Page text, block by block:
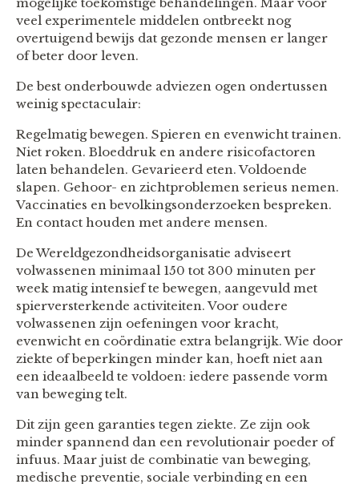
veel experimentele middelen ontbreekt nog
overtuigend bewijs dat gezonde mensen er langer
of beter door leven.
De best onderbouwde adviezen ogen ondertussen
weinig spectaculair:
Regelmatig bewegen. Spieren en evenwicht trainen.
Niet roken. Bloeddruk en andere risicofactoren
laten behandelen. Gevarieerd eten. Voldoende
slapen. Gehoor- en zichtproblemen serieus nemen.
Vaccinaties en bevolkingsonderzoeken bespreken.
En contact houden met andere mensen.
De Wereldgezondheidsorganisatie adviseert
volwassenen minimaal 150 tot 300 minuten per
week matig intensief te bewegen, aangevuld met
spierversterkende activiteiten. Voor oudere
volwassenen zijn oefeningen voor kracht,
evenwicht en coördinatie extra belangrijk. Wie door
ziekte of beperkingen minder kan, hoeft niet aan
een ideaalbeeld te voldoen: iedere passende vorm
van beweging telt.
Dit zijn geen garanties tegen ziekte. Ze zijn ook
minder spannend dan een revolutionair poeder of
infuus. Maar juist de combinatie van beweging,
medische preventie, sociale verbinding en een